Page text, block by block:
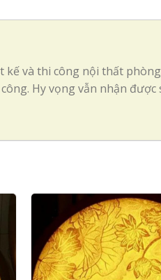
kế và thi công nội thất
Hy vọng vẫn nhận